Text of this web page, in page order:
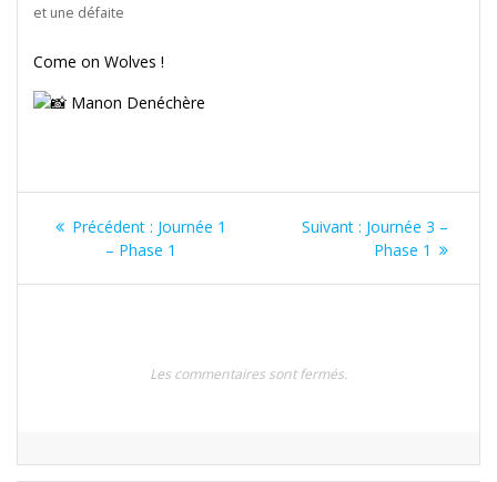
et une défaite
Come on Wolves !
Manon Denéchère
Navigation
Précédent : Article
précédent
Journée 1
– Phase 1
Suivant : Article
suivant
Journée 3 –
Phase 1
Les commentaires sont fermés.